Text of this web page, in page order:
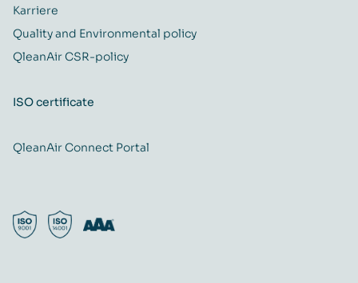
Karriere
Quality and Environmental policy
QleanAir CSR-policy
ISO certificate
QleanAir Connect Portal